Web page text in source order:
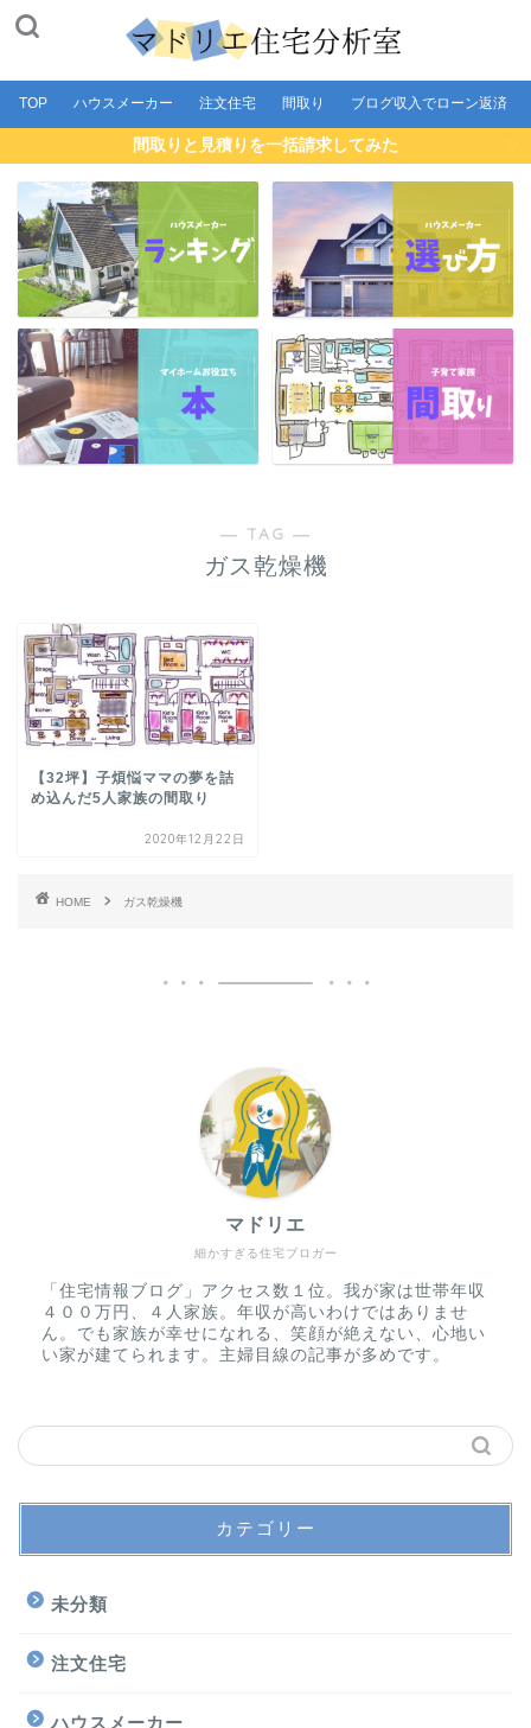
TOP ハウスメーカー 注文住宅 間取り ブログ収入でローン返済
間取りと見積りを一括請求してみた
― TAG ―
ガス乾燥機
【32坪】子煩悩ママの夢を詰
め込んだ5人家族の間取り
2020年12月22日
HOME ガス乾燥機
細かすぎる住宅ブロガー
マドリエ
「住宅情報ブログ」アクセス数１位。我が家は世帯年収
４００万円、４人家族。年収が高いわけではありませ
ん。でも家族が幸せになれる、笑顔が絶えない、心地い
い家が建てられます。主婦目線の記事が多めです。
カテゴリー
未分類
注文住宅
ハウスメーカー